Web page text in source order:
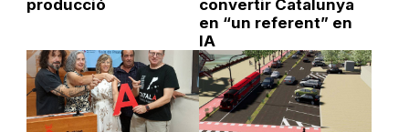
producció
convertir Catalunya
en “un referent” en
IA